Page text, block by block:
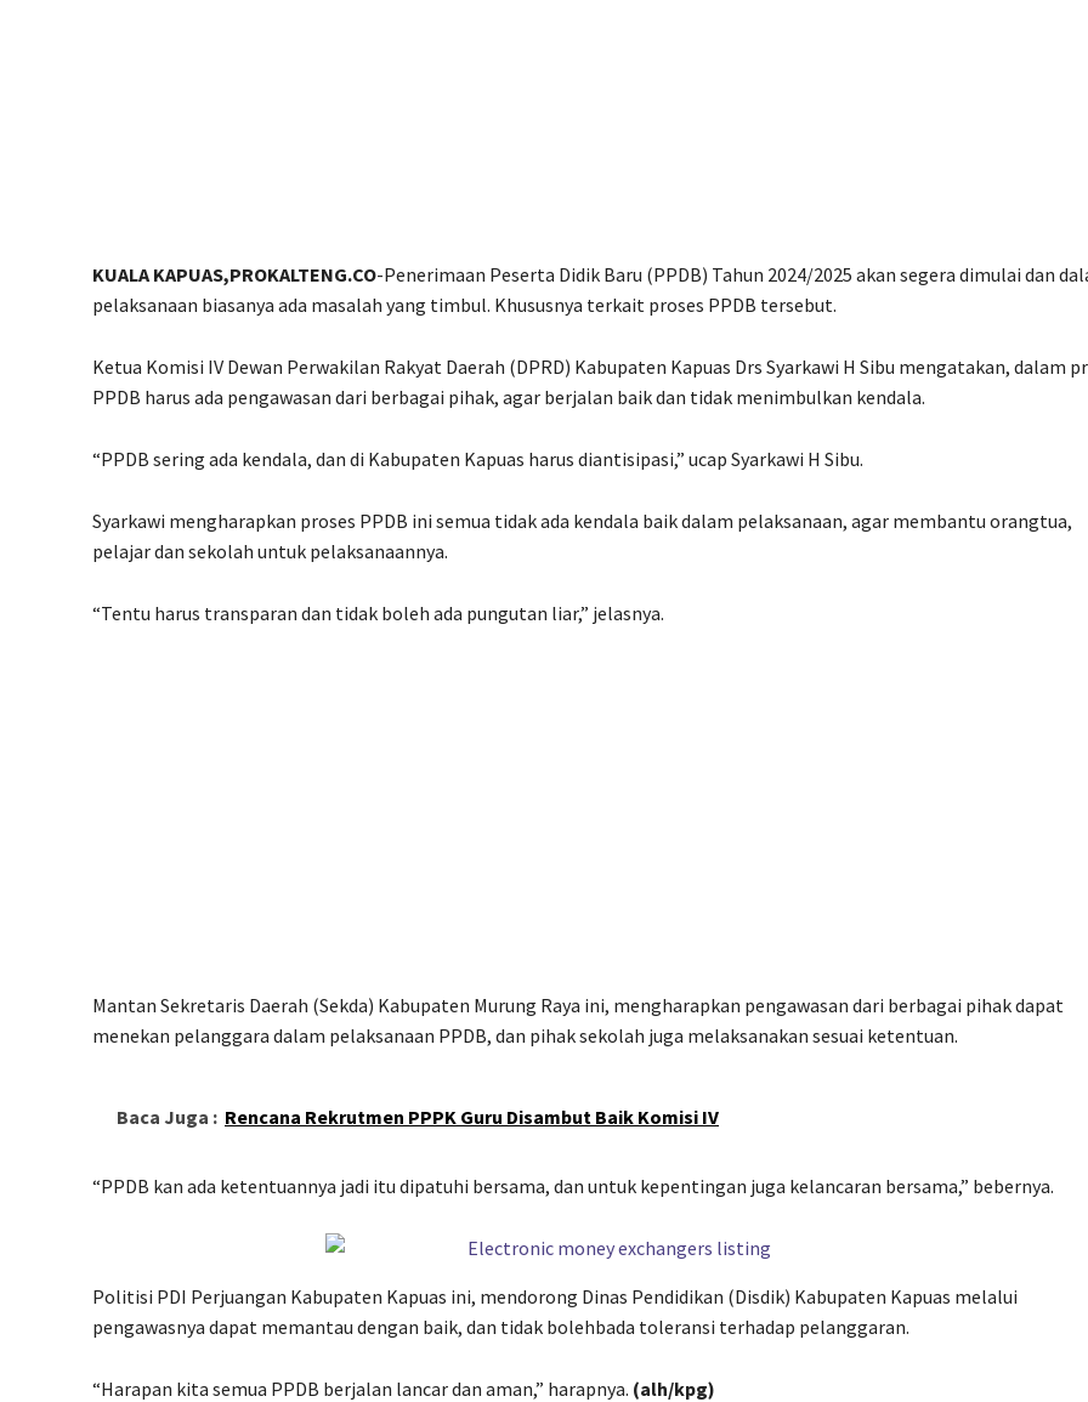
KUALA KAPUAS,PROKALTENG.CO-Penerimaan Peserta Didik Baru (PPDB) Tahun 2024/2025 akan segera dimulai dan
pelaksanaan biasanya ada masalah yang timbul. Khususnya terkait proses PPDB tersebut.
Ketua Komisi IV Dewan Perwakilan Rakyat Daerah (DPRD) Kabupaten Kapuas Drs Syarkawi H Sibu mengatakan, dalam
PPDB harus ada pengawasan dari berbagai pihak, agar berjalan baik dan tidak menimbulkan kendala.
“PPDB sering ada kendala, dan di Kabupaten Kapuas harus diantisipasi,” ucap Syarkawi H Sibu.
Syarkawi mengharapkan proses PPDB ini semua tidak ada kendala baik dalam pelaksanaan, agar membantu orangtua,
pelajar dan sekolah untuk pelaksanaannya.
“Tentu harus transparan dan tidak boleh ada pungutan liar,” jelasnya.
Mantan Sekretaris Daerah (Sekda) Kabupaten Murung Raya ini, mengharapkan pengawasan dari berbagai pihak dapat
menekan pelanggara dalam pelaksanaan PPDB, dan pihak sekolah juga melaksanakan sesuai ketentuan.
Baca Juga : Rencana Rekrutmen PPPK Guru Disambut Baik Komisi IV
“PPDB kan ada ketentuannya jadi itu dipatuhi bersama, dan untuk kepentingan juga kelancaran bersama,” bebernya.
Politisi PDI Perjuangan Kabupaten Kapuas ini, mendorong Dinas Pendidikan (Disdik) Kabupaten Kapuas melalui
pengawasnya dapat memantau dengan baik, dan tidak bolehbada toleransi terhadap pelanggaran.
“Harapan kita semua PPDB berjalan lancar dan aman,” harapnya. (alh/kpg)